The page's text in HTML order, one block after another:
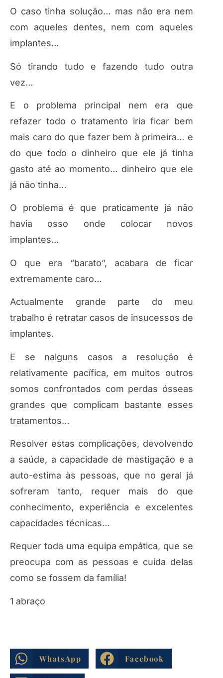
O caso tinha solução… mas não era nem
com aqueles dentes, nem com aqueles
implantes…
Só tirando tudo e fazendo tudo outra
vez…
E o problema principal nem era que
refazer todo o tratamento iria ficar bem
mais caro do que fazer bem à primeira… e
do que todo o dinheiro que ele já tinha
gasto até ao momento… dinheiro que ele
já não tinha…
O problema é que praticamente já não
havia osso onde colocar novos
implantes…
O que era “barato”, acabara de ficar
extremamente caro…
Actualmente grande parte do meu
trabalho é retratar casos de insucessos de
implantes.
E se nalguns casos a resolução é
relativamente pacífica, em muitos outros
somos confrontados com perdas ósseas
grandes que complicam bastante esses
tratamentos…
Resolver estas complicações, devolvendo
a saúde, a capacidade de mastigação e a
auto-estima às pessoas, que no geral já
sofreram tanto, requer mais do que
conhecimento, experiência e excelentes
capacidades técnicas…
Requer toda uma equipa empática, que se
preocupa com as pessoas e cuida delas
como se fossem da família!
1 abraço
WhatsApp Facebook